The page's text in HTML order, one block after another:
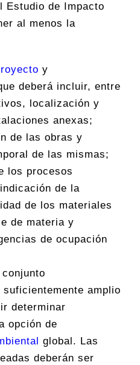
Estudio de Impacto
al menos la
y
deberá incluir, entre
localización y
anexas;
de las obras y
de las mismas;
los procesos
de la
de los materiales
de materia y
de ocupación
suficientemente amplio
determinar
opción de
global. Las
deberán ser